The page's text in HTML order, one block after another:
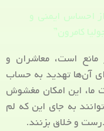
احساس ایمنی و
کامرون”
مانع است، معاشران و
آن‌ها تهدید به حساب
ما، این امکان مغشوش
به جای این که لم
و خلاق بزنند.